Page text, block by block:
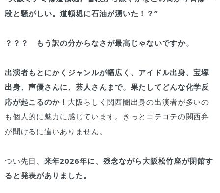
段と騒がしい。道頓堀に石油が湧いた！？”
？？？ もう訳の分からなさが最高じゃないですか。
出演者もとにかくジャンルが幅広く、アイドル出身、宝塚
出身、声優さんに、芸人さんまで。果たしてどんな化学反
応が起こるのか！ 大阪らしく関西圏出身の出演者が多いの
も個人的に魅力に感じています。きっとコテコテの関西弁
が聞けるに違いありません。
つい先日、 来年2026年に、残念ながら大阪松竹座が閉館す
ると発表がありました。